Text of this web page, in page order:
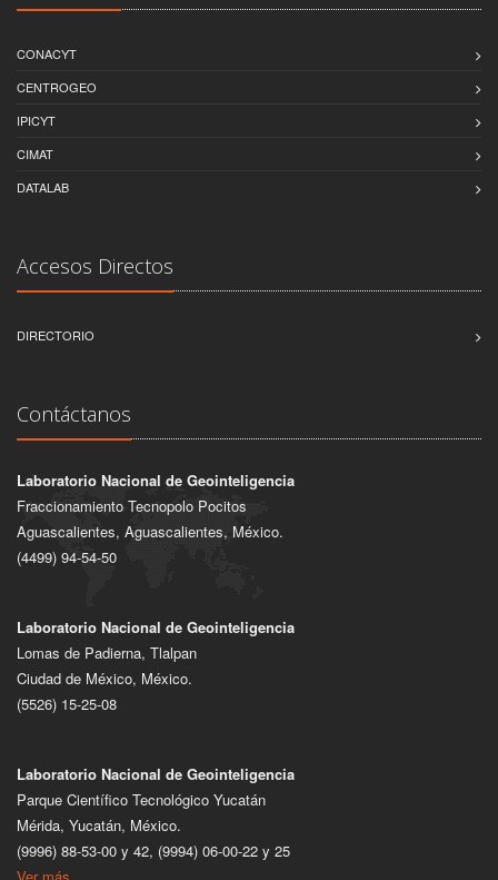
CONACYT
CENTROGEO
IPICYT
CIMAT
DATALAB
Accesos Directos
DIRECTORIO
Contáctanos
Laboratorio Nacional de Geointeligencia
Fraccionamiento Tecnopolo Pocitos
Aguascalientes, Aguascalientes, México.
(4499) 94-54-50
Laboratorio Nacional de Geointeligencia
Lomas de Padierna, Tlalpan
Ciudad de México, México.
(5526) 15-25-08
Laboratorio Nacional de Geointeligencia
Parque Científico Tecnológico Yucatán
Mérida, Yucatán, México.
(9996) 88-53-00 y 42, (9994) 06-00-22 y 25